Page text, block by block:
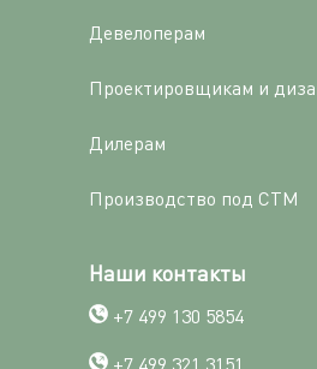
Девелоперам
Проектировщикам и
Дилерам
Производство под СТМ
Наши контакты
+7 499 130 5854
+7 499 321 3151